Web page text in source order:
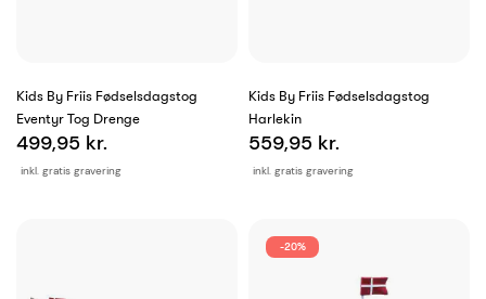
Kids By Friis Fødselsdagstog
Eventyr Tog Drenge
inkl. gratis gravering
499,95 kr.
Kids By Friis Fødselsdagstog
Harlekin
inkl. gratis gravering
559,95 kr.
-20%